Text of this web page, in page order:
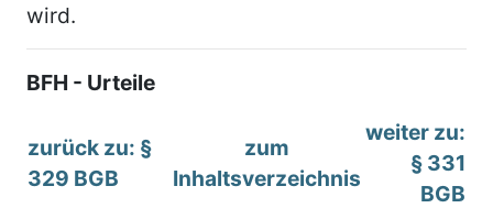
wird.
BFH - Urteile
zurück zu: §
329 BGB
zum
Inhaltsverzeichnis
weiter zu:
§ 331
BGB